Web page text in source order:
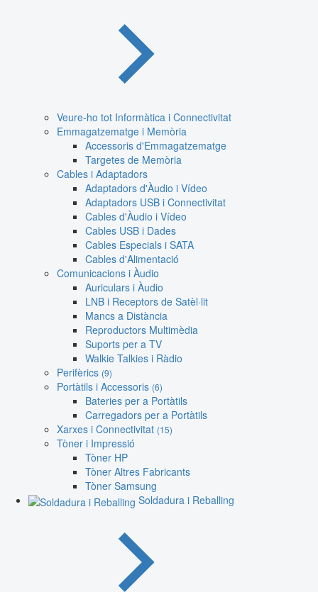
Veure-ho tot Informàtica i Connectivitat
Emmagatzematge i Memòria
Accessoris d'Emmagatzematge
Targetes de Memòria
Cables i Adaptadors
Adaptadors d'Àudio i Vídeo
Adaptadors USB i Connectivitat
Cables d'Àudio i Vídeo
Cables USB i Dades
Cables Especials i SATA
Cables d'Alimentació
Comunicacions i Àudio
Auriculars i Àudio
LNB i Receptors de Satèl·lit
Mancs a Distància
Reproductors Multimèdia
Suports per a TV
Walkie Talkies i Ràdio
Perifèrics (9)
Portàtils i Accessoris (6)
Bateries per a Portàtils
Carregadors per a Portàtils
Xarxes i Connectivitat (15)
Tòner i Impressió
Tòner HP
Tòner Altres Fabricants
Tòner Samsung
Soldadura i Reballing